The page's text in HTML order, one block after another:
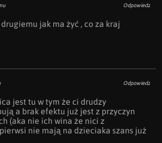
Odpowiedz
jak ma żyć , co za kraj
Odpowiedz
jest tu w tym że ci drudzy
a brak efektu już jest z przyczyn
(aka nie ich wina że nici z
nie mają na dzieciaka szans już